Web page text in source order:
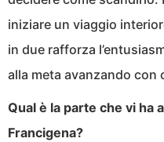
iniziare un viaggio
in due rafforza
alla meta avanzando con
Qual è la parte che vi ha
Francigena?